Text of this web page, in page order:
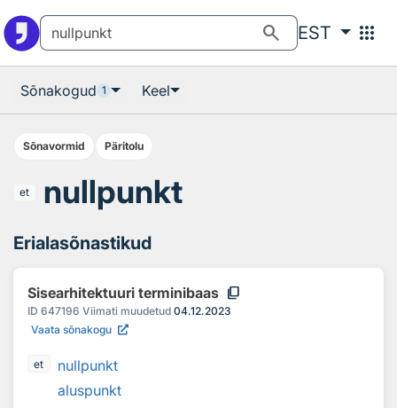
search EST apps
Sõnakogud 1 Keel
Sõnavormid Päritolu
et nullpunkt
Erialasõnastikud
Sisearhitektuuri terminibaas content_copy
ID 647196 Viimati muudetud 04.12.2023
Vaata sõnakogu
et
nullpunkt
aluspunkt